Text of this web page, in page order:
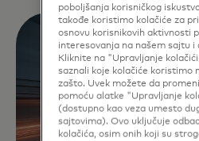
poboljšanja korisničkog
takođe koristimo kolačiće za
osnovu korisnikovih aktivnosti
interesovanja na našem sajtu i
Kliknite na "Upravljanje
saznali koje kolačiće koristimo
zašto. Uvek možete da
pomoću alatke "Upravljanje
(dostupno kao veza umesto
sajtovima). Ovo uključuje
kolačića, osim onih koji su